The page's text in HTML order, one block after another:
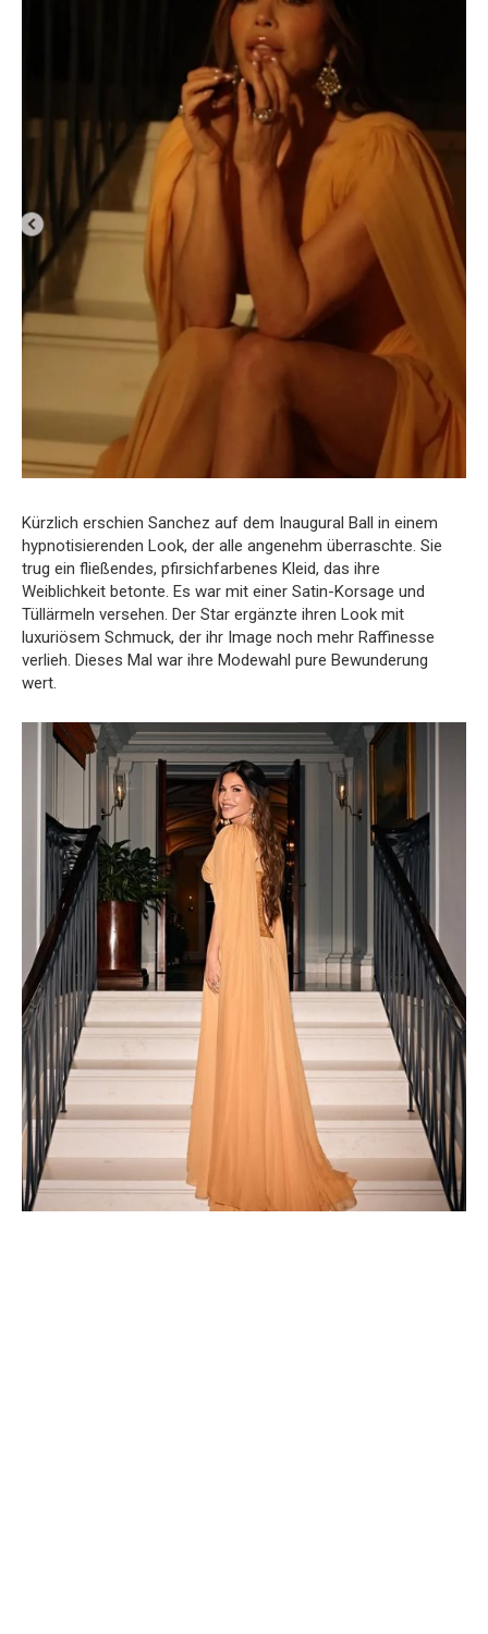
Kürzlich erschien Sanchez auf dem Inaugural Ball in einem
hypnotisierenden Look, der alle angenehm überraschte. Sie
trug ein fließendes, pfirsichfarbenes Kleid, das ihre
Weiblichkeit betonte. Es war mit einer Satin-Korsage und
Tüllärmeln versehen. Der Star ergänzte ihren Look mit
luxuriösem Schmuck, der ihr Image noch mehr Raffinesse
verlieh. Dieses Mal war ihre Modewahl pure Bewunderung
wert.